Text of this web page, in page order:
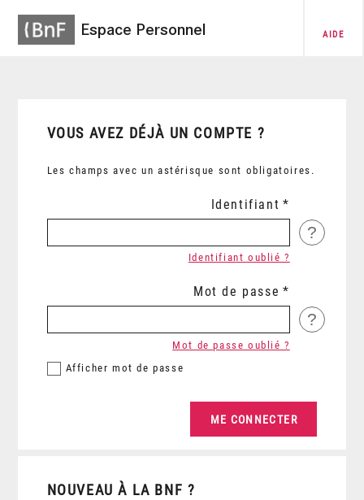
Espace Personnel AIDE
VOUS AVEZ DÉJÀ UN COMPTE ?
Les champs avec un astérisque sont obligatoires.
Identifiant
?
Identifiant oublié ?
Mot de passe
?
Afficher mot de passe
Mot de passe oublié ?
NOUVEAU À LA BNF ?